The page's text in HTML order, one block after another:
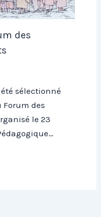
des
sélectionné
Forum des
le 23